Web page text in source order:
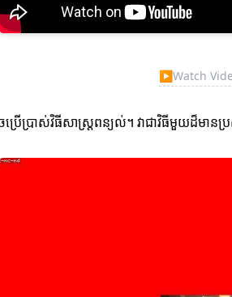
▶Watch
ចប្រើប្រាស់វិធីសាស្ត្រពន្យល់។ វាជាវិធីមួយដ៏